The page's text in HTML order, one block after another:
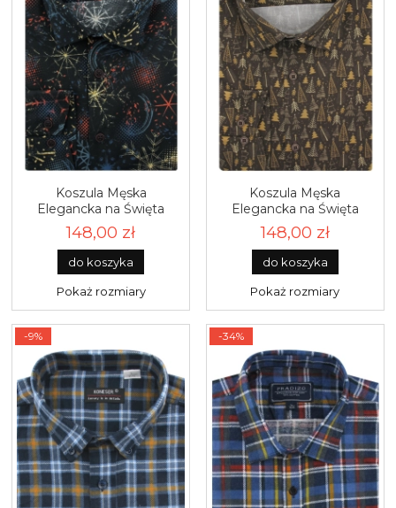
Koszula Męska
Elegancka na Święta
czarna z Motywem
Świątecznym z długim
rękawem w kroju SLIM
FIT Espada Men's Wear
L041
148,00 zł
do koszyka
Pokaż rozmiary
Koszula Męska
Elegancka na Święta
brązowa z Motywem
Świątecznym z długim
rękawem w kroju SLIM
FIT Espada Men's Wear
L040
148,00 zł
do koszyka
Pokaż rozmiary
-9% -34%